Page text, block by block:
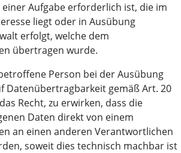
Aufgabe erforderlich ist, die im
liegt oder in Ausübung
erfolgt, welche dem
übertragen wurde.
Person bei der Ausübung
Datenübertragbarkeit gemäß Art. 20
Recht, zu erwirken, dass die
Daten direkt von einem
an einen anderen Verantwortlichen
soweit dies technisch machbar ist